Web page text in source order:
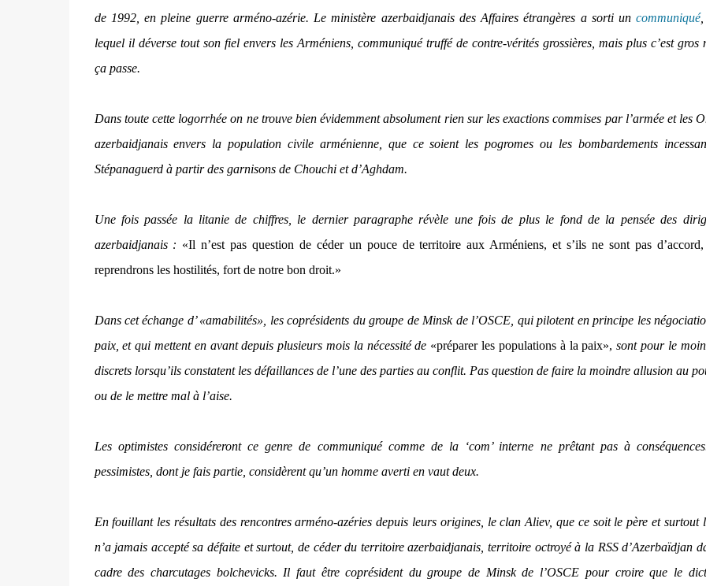
de 1992, en pleine guerre arméno-azérie. Le ministère azerbaidjanais des Affaires étrangères a sorti uncommuniqué,
lequel il déverse tout son fiel envers les Arméniens, communiqué truffé de contre-vérités grossières, mais plus c’est gros
ça passe.
Dans toute cette logorrhée on ne trouve bien évidemment absolument rien sur les exactions commises par l’armée et les
azerbaidjanais envers la population civile arménienne, que ce soient les pogromes ou les bombardements
Stépanaguerd à partir des garnisons de Chouchi et d’Aghdam.
Une fois passée la litanie de chiffres, le dernier paragraphe révèle une fois de plus le fond de la pensée des
azerbaidjanais : «Il n’est pas question de céder un pouce de territoire aux Arméniens, et s’ils ne sont pas
reprendrons les hostilités, fort de notre bon droit.»
Dans cet échange d’ «amabilités», les coprésidents du groupe de Minsk de l’OSCE, qui pilotent en principe les
paix, et qui mettent en avant depuis plusieurs mois la nécessité de «préparer les populations à la paix», sont pour le
discrets lorsqu’ils constatent les défaillances de l’une des parties au conflit. Pas question de faire la moindre allusion au
ou de le mettre mal à l’aise.
Les optimistes considéreront ce genre de communiqué comme de la ‘com’ interne ne prêtant pas à
pessimistes, dont je fais partie, considèrent qu’un homme averti en vaut deux.
En fouillant les résultats des rencontres arméno-azéries depuis leurs origines, le clan Aliev, que ce soit le père et surtout
n’a jamais accepté sa défaite et surtout, de céder du territoire azerbaidjanais, territoire octroyé à la RSS d’Azerbaïdjan
cadre des charcutages bolchevicks. Il faut être coprésident du groupe de Minsk de l’OSCE pour croire que le